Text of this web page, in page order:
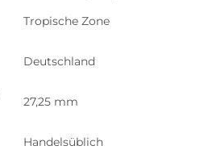
Tropische Zone
Deutschland
27,25 mm
Handelsüblich